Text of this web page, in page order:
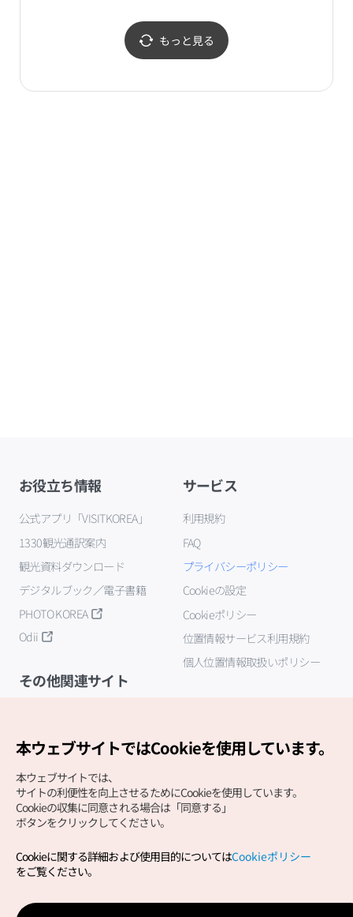
촌점)
もっと見る
お役立ち情報
公式アプリ「VISITKOREA」
1330観光通訳案内
観光資料ダウンロード
デジタルブック／電子書籍
PHOTO KOREA
Odii
サービス
利用規約
FAQ
プライバシーポリシー
Cookieの設定
Cookieポリシー
位置情報サービス利用規約
個人位置情報取扱いポリシー
その他関連サイト
Copyright (c) Korea Tourism Organization All Rights
サイトエラー報告公式メール
本ウェブサイトではCookieを使用しています。
本ウェブサイトでは、
サイトの利便性を向上させるためにCookieを使用しています。
Cookieの収集に同意される場合は「同意する」
ボタンをクリックしてください。
Cookieに関する詳細および使用目的についてはCookieポリシー
をご覧ください。